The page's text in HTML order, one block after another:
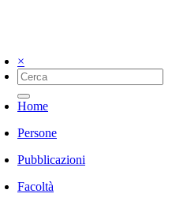
×
Home
Persone
Pubblicazioni
Facoltà